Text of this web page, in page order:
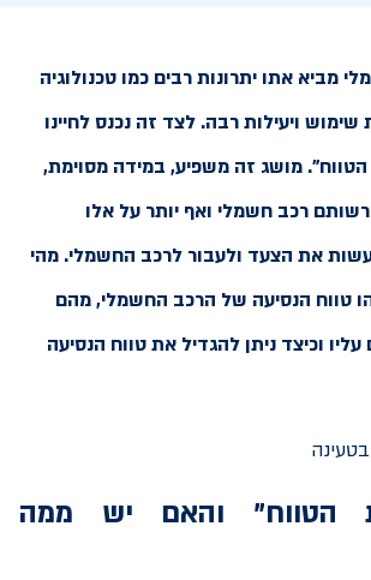
מביא אתו יתרונות רבים כמו טכנולוגיה
ויעילות רבה. לצד זה נכנס לחיינו
מושג זה משפיע, במידה מסוימת,
רכב חשמלי ואף יותר על אלו
את הצעד ולעבור לרכב החשמלי. מהי
טווח הנסיעה של הרכב החשמלי, מהם
וכיצד ניתן להגדיל את טווח הנסיעה
הטווח" והאם יש ממה